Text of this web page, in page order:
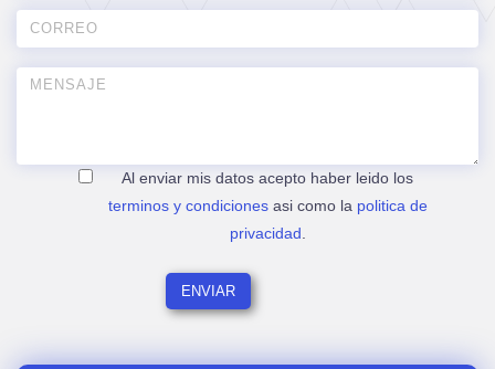
Al enviar mis datos acepto haber leido los
terminos y condicionesasi como la politica de
privacidad